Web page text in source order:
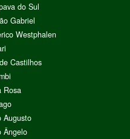
do Sul
Gabriel
Westphalen
Castilhos
Rosa
Augusto
Ângelo